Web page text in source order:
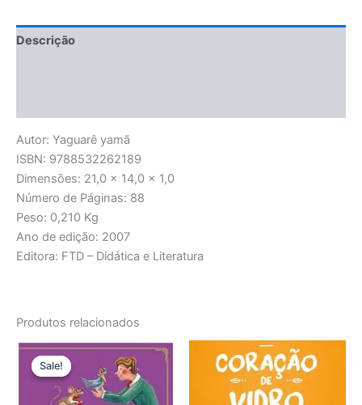
Descrição
Autor: Yaguarê yamã
ISBN: 9788532262189
Dimensões: 21,0 x 14,0 x 1,0
Número de Páginas: 88
Peso: 0,210 Kg
Ano de edição: 2007
Editora: FTD – Didática e Literatura
Produtos relacionados
Sale!
Sale!
O
preço
original
era:
R$ 80,00.
O
preço
atual
é:
R$ 75,00.